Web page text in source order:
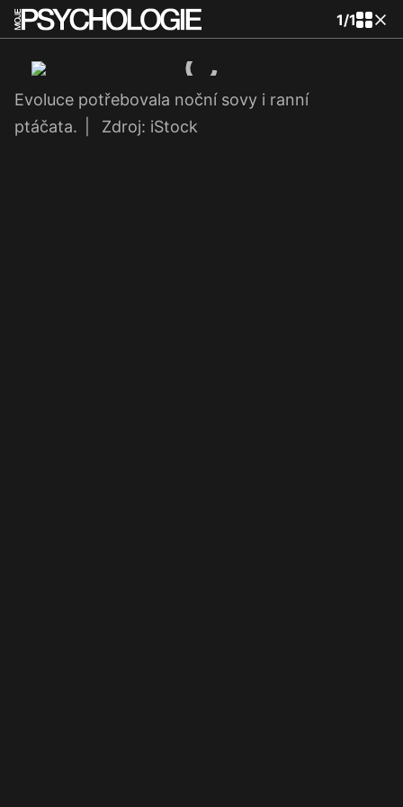
1/1
Evoluce potřebovala noční sovy i ranní
ptáčata.
Zdroj: iStock